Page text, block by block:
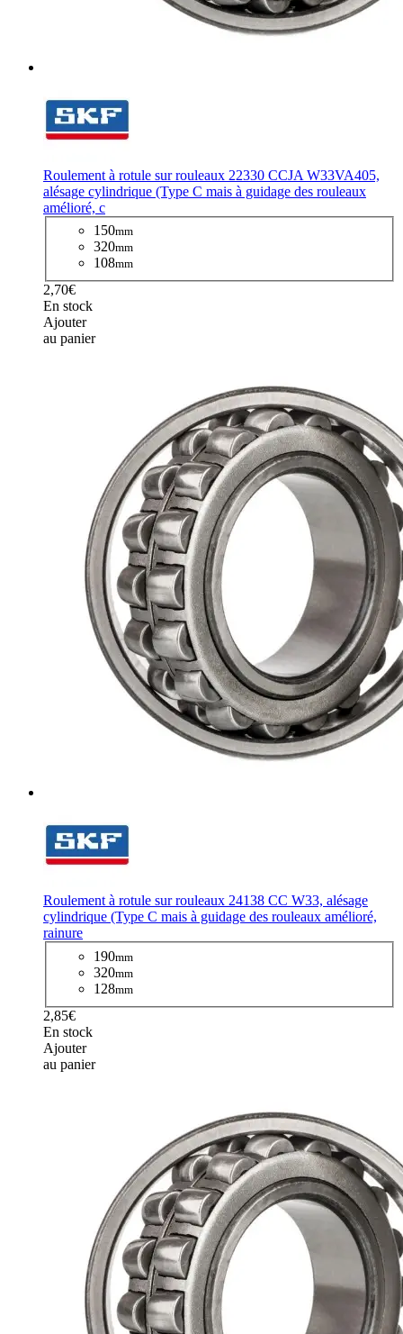
Roulement à rotule sur rouleaux 22330 CCJA W33VA405,
alésage cylindrique (Type C mais à guidage des rouleaux
amélioré, c
150mm
320mm
108mm
2,70€
En stock
Ajouter
au panier
Roulement à rotule sur rouleaux 24138 CC W33, alésage
cylindrique (Type C mais à guidage des rouleaux amélioré,
rainure
190mm
320mm
128mm
2,85€
En stock
Ajouter
au panier